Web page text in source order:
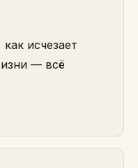
исчезает
— всё